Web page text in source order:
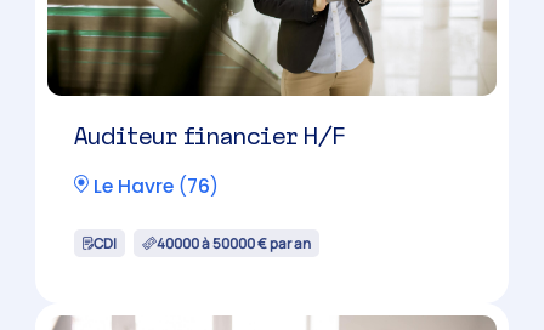
Auditeur financier H/F
Le Havre (76)
CDI 40000 à 50000 € par an